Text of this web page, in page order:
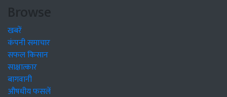
Browse
खबरें
कंपनी समाचार
सफल किसान
साक्षात्कार
बागवानी
औषधीय फसलें